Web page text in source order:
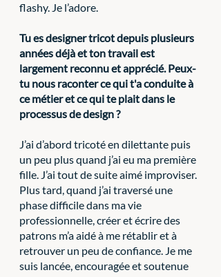
flashy. Je l’adore.
Tu es designer tricot depuis plusieurs
années déjà et ton travail est
largement reconnu et apprécié. Peux-
tu nous raconter ce qui t'a conduite à
ce métier et ce qui te plait dans le
processus de design ?
J’ai d’abord tricoté en dilettante puis
un peu plus quand j’ai eu ma première
fille. J’ai tout de suite aimé improviser.
Plus tard, quand j’ai traversé une
phase difficile dans ma vie
professionnelle, créer et écrire des
patrons m’a aidé à me rétablir et à
retrouver un peu de confiance. Je me
suis lancée, encouragée et soutenue